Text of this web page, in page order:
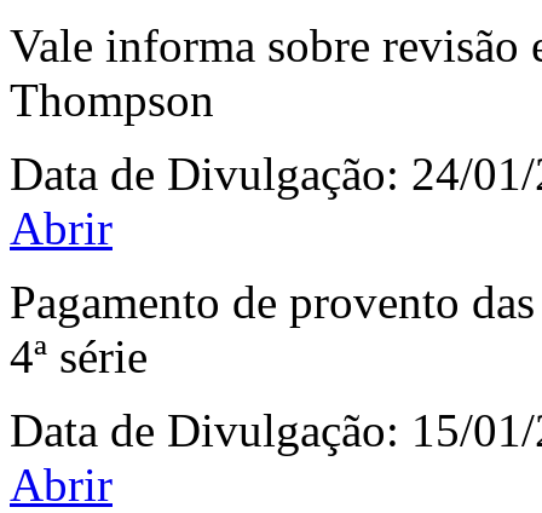
Vale informa sobre revisão
Thompson
Data de Divulgação: 24/
Abrir
Pagamento de provento
4ª série
Data de Divulgação: 15/
Abrir